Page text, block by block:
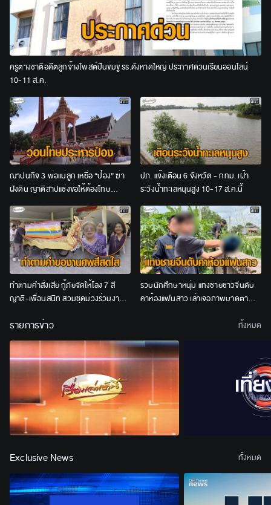
ครูต่างชาติอดีตลูกจ้างโพสต์ปืนข่มขู่ รร.ดังหาดใหญ่ ประกาศด่วนเรียนออนไลน์
10-11 ส.ค.
ฌาปนกิจ 3 พ่อแม่ลูก เหยื่อ “ป๋อง” ฆ่า
ฝังดิน ญาติสาปแช่งขอให้ต้องโทษ
ประหาร
ปภ. แจ้งเตือน 6 จังหวัด - กทม. เฝ้า
ระวังน้ำทะเลหนุนสูง 10-17 ส.ค.นี้
ทำตามคำสั่งเสีย กู้ภัยจัดให้โลง 7 สี
ญาติ-เพื่อนสนิท สวมชุดม่วงร่วมงาน
รวบนักศึกษาหนุ่ม แทงชายชาวจีนดับ
คาห้องแฟนสาว เล่าเจอภาพบาดตา
รายการข่าว ทั้งหมด
Exclusive News ทั้งหมด